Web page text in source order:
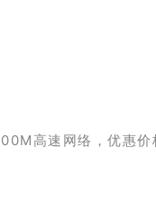
高速网络，优惠